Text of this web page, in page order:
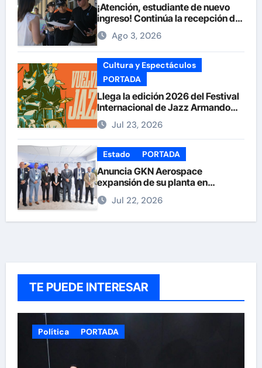
¡Atención, estudiante de nuevo
ingreso! Continúa la recepción de
documentos en la UACH.
Ago 3, 2026
Cultura y Espectáculos
PORTADA
Llega la edición 2026 del Festival
Internacional de Jazz Armando
Nuñez
Jul 23, 2026
Estado PORTADA
Anuncia GKN Aerospace
expansión de su planta en
Chihuahua
Jul 22, 2026
TE PUEDE INTERESAR
Política PORTADA